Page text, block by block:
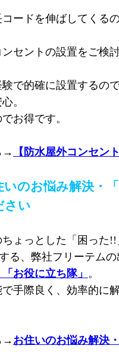
ードを伸ばしてくる
セントの設置をご検
で的確に設置するの
。
お得です。
→ 【防水屋外コンセン
いのお悩み解決・
さい
ょっとした「困った
る、弊社フリーテム
お役に立ち隊」 。
手際良く、効率的に
→ お住いのお悩み解決